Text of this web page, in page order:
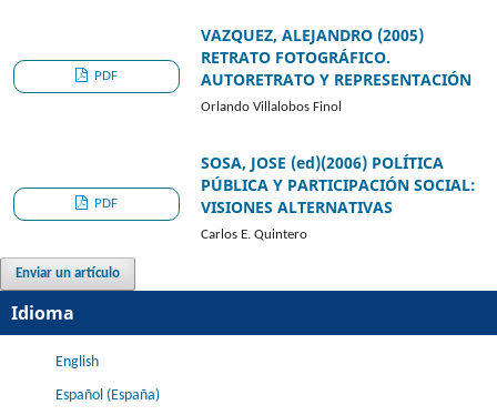
VAZQUEZ, ALEJANDRO (2005)
RETRATO FOTOGRÁFICO.
AUTORETRATO Y REPRESENTACIÓN
Orlando Villalobos Finol
PDF
SOSA, JOSE (ed)(2006) POLÍTICA
PÚBLICA Y PARTICIPACIÓN SOCIAL:
VISIONES ALTERNATIVAS
Carlos E. Quintero
PDF
Enviar un artículo
Idioma
English
Español (España)